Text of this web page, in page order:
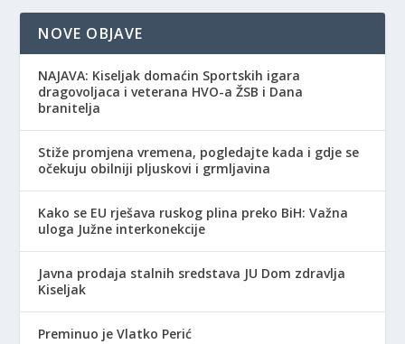
NOVE OBJAVE
NAJAVA: Kiseljak domaćin Sportskih igara
dragovoljaca i veterana HVO-a ŽSB i Dana
branitelja
Stiže promjena vremena, pogledajte kada i gdje se
očekuju obilniji pljuskovi i grmljavina
Kako se EU rješava ruskog plina preko BiH: Važna
uloga Južne interkonekcije
Javna prodaja stalnih sredstava JU Dom zdravlja
Kiseljak
Preminuo je Vlatko Perić